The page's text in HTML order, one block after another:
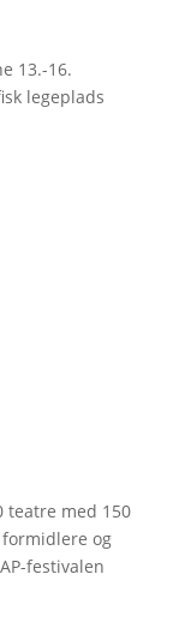
13.-16.
legeplads
teatre med 150
og
festivalen